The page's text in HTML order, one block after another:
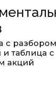
компаний и
с